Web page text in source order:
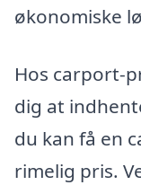
økonomiske
Hos carport-
dig at
du kan få en
rimelig pris.